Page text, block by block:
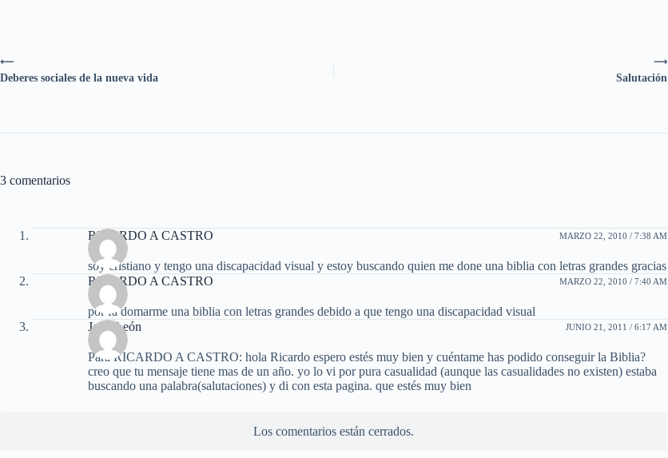
⟶
Salutación
⟵
Deberes sociales de la nueva vida
3 comentarios
RICARDO A CASTRO MARZO 22, 2010 / 7:38 AM
soy cristiano y tengo una discapacidad visual y estoy buscando quien me done una biblia con letras grandes gracias
RICARDO A CASTRO
MARZO 22, 2010 / 7:40 AM
por fa domarme una biblia con letras grandes debido a que tengo una discapacidad visual
John León
JUNIO 21, 2011 / 6:17 AM
Para RICARDO A CASTRO: hola Ricardo espero estés muy bien y cuéntame has podido conseguir la Biblia?
creo que tu mensaje tiene mas de un año. yo lo vi por pura casualidad (aunque las casualidades no existen) estaba
buscando una palabra(salutaciones) y di con esta pagina. que estés muy bien
Los comentarios están cerrados.